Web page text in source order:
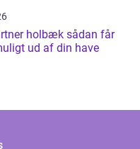
sådan får
ud af din have